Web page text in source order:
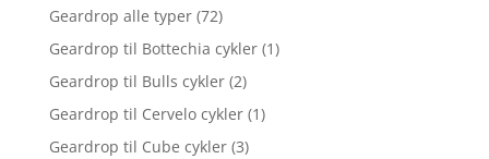
Geardrop alle typer (72)
Geardrop til Bottechia cykler (1)
Geardrop til Bulls cykler (2)
Geardrop til Cervelo cykler (1)
Geardrop til Cube cykler (3)